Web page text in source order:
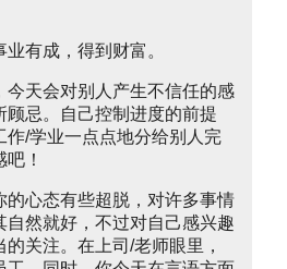
有成，得到财富。
今天会对别人产生不信任的感
顾忌。自己控制进度的前提
作/学业一点点地分给别人完
！
的心态有些超脱，对许多事情
自然就好，不过对自己感兴趣
关注。在上司/老师眼里，